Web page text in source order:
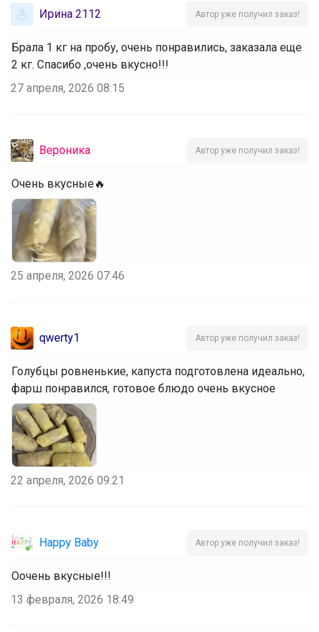
Ирина 2112 Автор уже получил заказ!
Брала 1 кг на пробу, очень понравились, заказала еще
2 кг. Спасибо ,очень вкусно!!!
27 апреля, 2026 08:15
Вероника Автор уже получил заказ!
Очень вкусные🔥
25 апреля, 2026 07:46
qwerty1 Автор уже получил заказ!
Голубцы ровненькие, капуста подготовлена идеально,
фарш понравился, готовое блюдо очень вкусное
22 апреля, 2026 09:21
Happy Baby Автор уже получил заказ!
Оочень вкусные!!!
13 февраля, 2026 18:49